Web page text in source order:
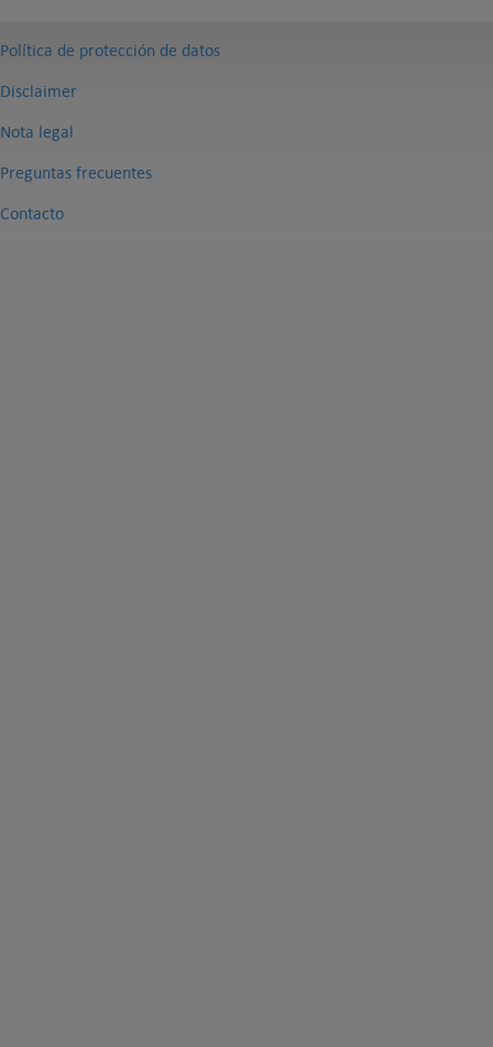
Política de protección de datos
Disclaimer
Nota legal
Preguntas frecuentes
Contacto